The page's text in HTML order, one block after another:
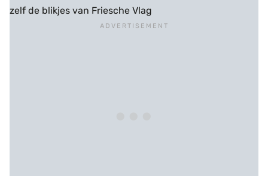
zelf de blikjes van Friesche Vlag